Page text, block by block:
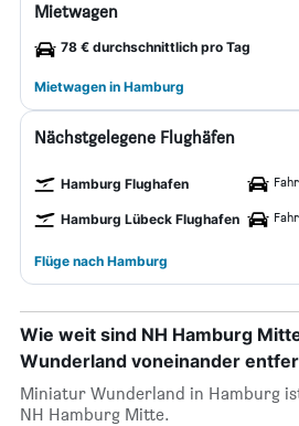
Mietwagen
78 € durchschnittlich pro Tag
Mietwagen in Hamburg
Nächstgelegene Flughäfen
Hamburg Flughafen
Hamburg Lübeck Flughafen
Flüge nach Hamburg
Wie weit sind NH Hamburg
Wunderland voneinander
Miniatur Wunderland in Hamburg
NH Hamburg Mitte.